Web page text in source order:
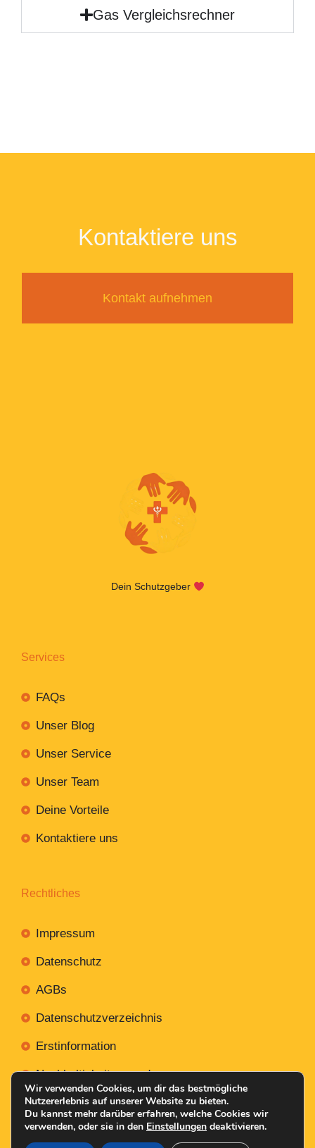
Gas Vergleichsrechner
Kontaktiere uns
Kontakt aufnehmen
Dein Schutzgeber
Services
FAQs
Unser Blog
Unser Service
Unser Team
Deine Vorteile
Kontaktiere uns
Rechtliches
Impressum
Datenschutz
AGBs
Datenschutzverzeichnis
Erstinformation
Nachhaltigkeitsverordnung
Wir verwenden Cookies, um dir das bestmögliche
Nutzererlebnis auf unserer Website zu bieten.
Du kannst mehr darüber erfahren, welche Cookies wir
verwenden, oder sie in den Einstellungen deaktivieren.